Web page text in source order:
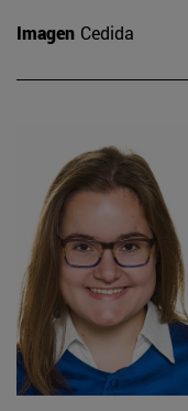
Imagen Cedida